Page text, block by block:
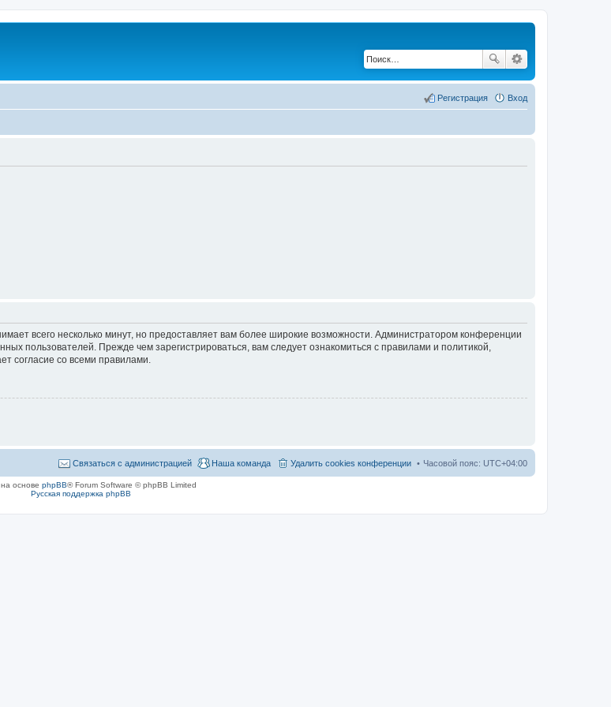
Вход
Регистрация
всего несколько минут, но предоставляет вам более широкие возможности. Администратором конференции
пользователей. Прежде чем зарегистрироваться, вам следует ознакомиться с правилами и политикой,
согласие со всеми правилами.
Часовой пояс: UTC+04:00
Удалить cookies конференции
Наша команда
Связаться с администрацией
основе phpBB® Forum Software © phpBB Limited
Русская поддержка phpBB